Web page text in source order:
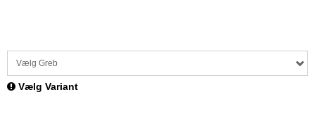
Vælg Greb
Vælg Variant